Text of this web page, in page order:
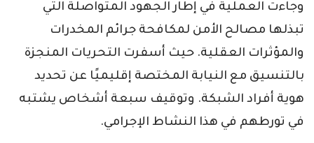
وجاءت العملية في إطار الجهود المتواصلة التي
تبذلها مصالح الأمن لمكافحة جرائم المخدرات
والمؤثرات العقلية. حيث أسفرت التحريات المنجزة
بالتنسيق مع النيابة المختصة إقليميًا عن تحديد
هوية أفراد الشبكة. وتوقيف سبعة أشخاص يشتبه
في تورطهم في هذا النشاط الإجرامي.